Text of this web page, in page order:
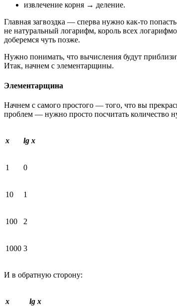
извлечение корня → деление.
Главная загвоздка — сперва нужно как-то
не натуральный логарифм, король всех
доберемся чуть позже.
Нужно понимать, что вычисления будут
Итак, начнем с элементарщины.
Элементарщина
Начнем с самого простого — того, что вы
проблем — нужно просто посчитать количество
x lg x
1 0
10 1
100 2
1000 3
И в обратную сторону:
x lg x